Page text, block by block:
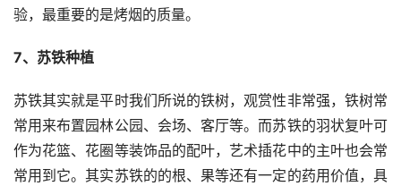
验，最重要的是烤烟的质量。
7、 苏铁种植
苏铁其实就是平时我们所说的铁树，观赏性非常强，铁树常
常用来布置园林公园、会场、客厅等。而苏铁的羽状复叶可
作为花篮、花圈等装饰品的配叶，艺术插花中的主叶也会常
常用到它。其实苏铁的的根、果等还有一定的药用价值，具